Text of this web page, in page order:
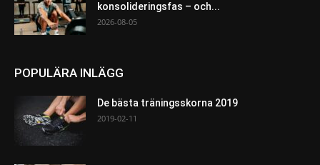
konsolideringsfas – och...
2026-08-05
POPULÄRA INLÄGG
De bästa träningsskorna 2019
2019-02-11